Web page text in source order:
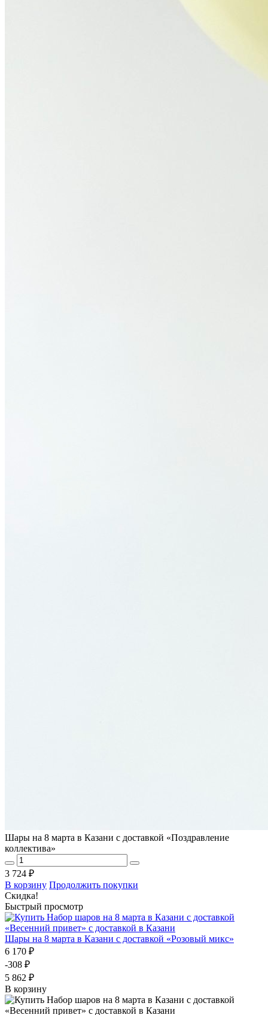
Шары на 8 марта в Казани с доставкой «Поздравление
коллектива»
3 724 ₽
В корзину Продолжить покупки
Скидка!
Быстрый просмотр
Шары на 8 марта в Казани с доставкой «Розовый микс»
6 170 ₽
-308 ₽
5 862 ₽
В корзину